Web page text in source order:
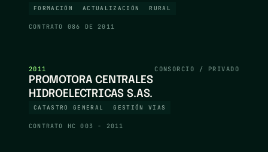
FORMACIÓN ACTUALIZACIÓN RURAL
CONTRATO 086 DE 2011
2011 CONSORCIO / PRIVADO
PROMOTORA CENTRALES
HIDROELECTRICAS S.AS.
CATASTRO GENERAL GESTIÓN VIAS
CONTRATO HC 003 - 2011